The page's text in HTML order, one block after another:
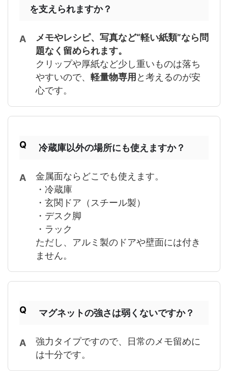
を支えられますか？
メモやレシピ、写真など“軽い紙類”なら問
題なく留められます。
クリップや厚紙など少し重いものは落ち
やすいので、 軽量物専用 と考えるのが安
心です。
冷蔵庫以外の場所にも使えますか？
金属面ならどこでも使えます。
・冷蔵庫
・玄関ドア（スチール製）
・デスク脚
・ラック
ただし、アルミ製のドアや壁面には付き
ません。
マグネットの強さは弱くないですか？
強力タイプですので、日常のメモ留めに
は十分です。